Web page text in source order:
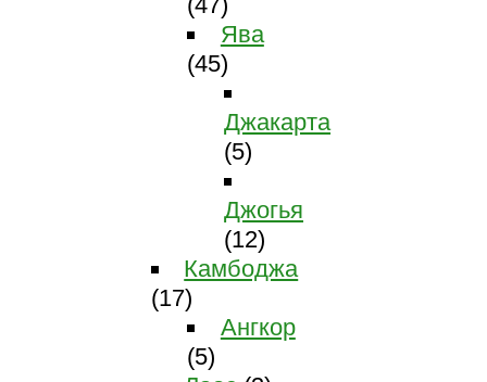
Ява
(45)
Джакарта
(5)
Джогья
(12)
Камбоджа
(17)
Ангкор
(5)